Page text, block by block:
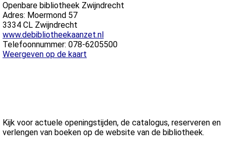
Openbare bibliotheek Zwijndrecht
Adres: Moermond 57
3334 CL Zwijndrecht
www.debibliotheekaanzet.nl
Telefoonnummer: 078-6205500
Weergeven op de kaart
Kijk voor actuele openingstijden, de catalogus, reserveren en
verlengen van boeken op de website van de bibliotheek.